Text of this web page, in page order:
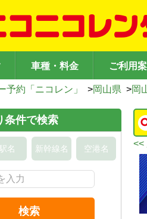
車種・料金 ご利用
予約「ニコレン」 >岡山県 >岡
<<
条件で検索
名 新幹線名 空港名
検索